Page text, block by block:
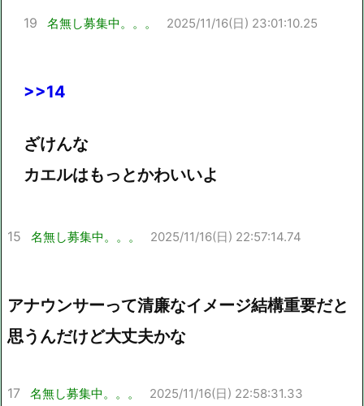
19 名無し募集中。。。 2025/11/16(日) 23:01:10.25
>>14
ざけんな
カエルはもっとかわいいよ
15 名無し募集中。。。 2025/11/16(日) 22:57:14.74
アナウンサーって清廉なイメージ結構重要だと
思うんだけど大丈夫かな
17 名無し募集中。。。 2025/11/16(日) 22:58:31.33